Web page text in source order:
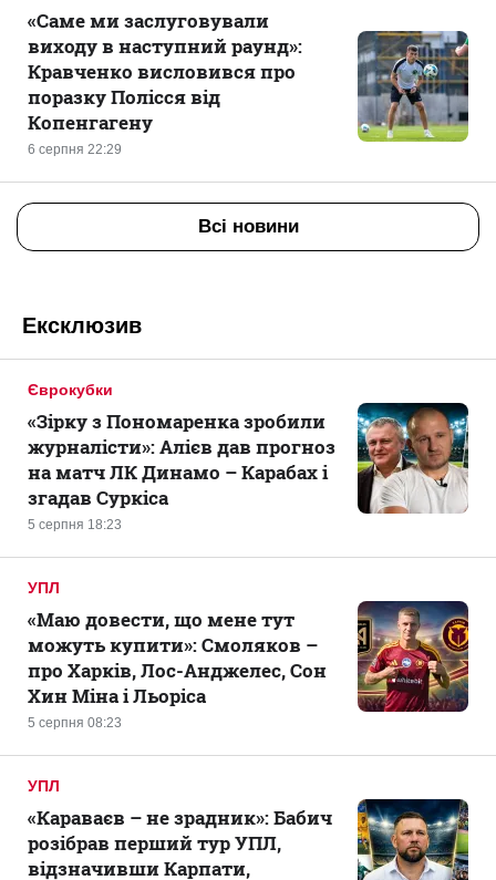
6 серпня 22:29
«Саме ми заслуговували
виходу в наступний раунд»:
Кравченко висловився про
поразку Полісся від
Копенгагену
Всі новини
Ексклюзив
Єврокубки
5 серпня 18:23
«Зірку з Пономаренка зробили
журналісти»: Алієв дав прогноз
на матч ЛК Динамо – Карабах і
згадав Суркіса
УПЛ
5 серпня 08:23
«Маю довести, що мене тут
можуть купити»: Смоляков –
про Харків, Лос-Анджелес, Сон
Хин Міна і Льоріса
УПЛ
«Караваєв – не зрадник»: Бабич
розібрав перший тур УПЛ,
відзначивши Карпати,